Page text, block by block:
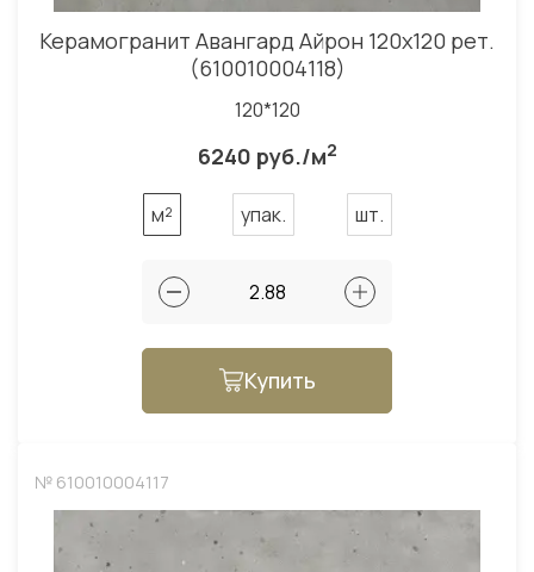
Керамогранит Авангард Айрон 120x120 рет.
(610010004118)
120*120
6240 руб./м2
м² упак. шт.
Купить
№ 610010004117